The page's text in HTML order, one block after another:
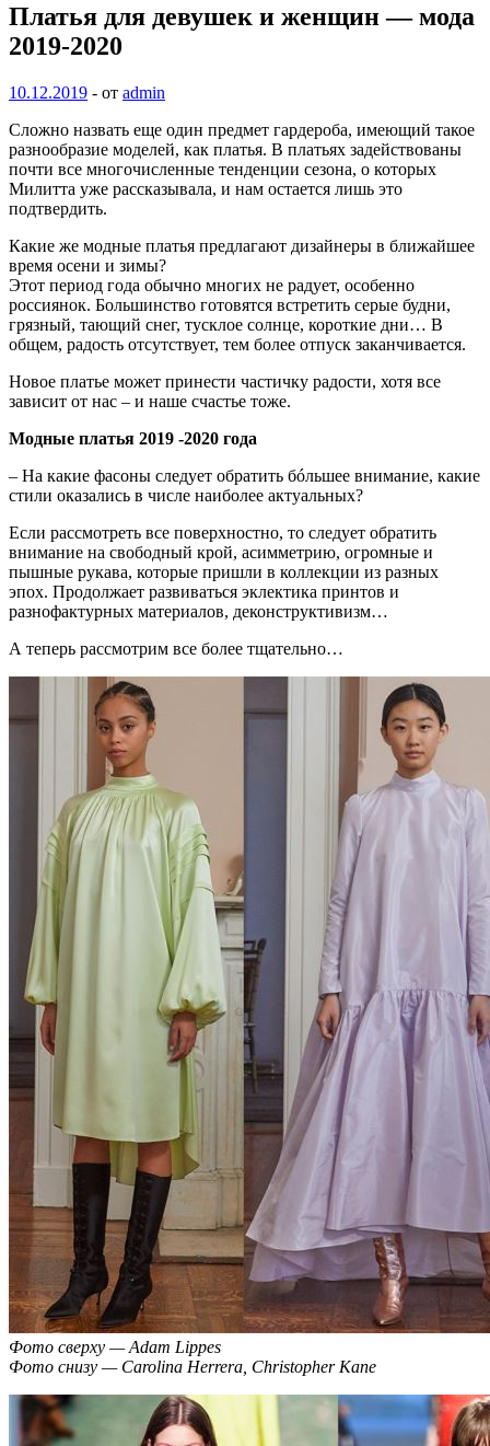
Платья для девушек и женщин — мода
2019-2020
10.12.2019 - от admin
Сложно назвать еще один предмет гардероба, имеющий такое
разнообразие моделей, как платья. В платьях задействованы
почти все многочисленные тенденции сезона, о которых
Милитта уже рассказывала, и нам остается лишь это
подтвердить.
Какие же модные платья предлагают дизайнеры в ближайшее
время осени и зимы?
Этот период года обычно многих не радует, особенно
россиянок. Большинство готовятся встретить серые будни,
грязный, тающий снег, тусклое солнце, короткие дни… В
общем, радость отсутствует, тем более отпуск заканчивается.
Новое платье может принести частичку радости, хотя все
зависит от нас – и наше счастье тоже.
Модные платья 2019 -2020 года
– На какие фасоны следует обратить бóльшее внимание, какие
стили оказались в числе наиболее актуальных?
Если рассмотреть все поверхностно, то следует обратить
внимание на свободный крой, асимметрию, огромные и
пышные рукава, которые пришли в коллекции из разных
эпох. Продолжает развиваться эклектика принтов и
разнофактурных материалов, деконструктивизм…
А теперь рассмотрим все более тщательно…
Фото сверху — Adam Lippes
Фото снизу — Carolina Herrera, Christopher Kane